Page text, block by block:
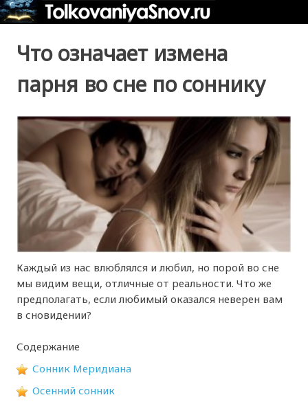
Что означает измена
парня во сне по соннику
Каждый из нас влюблялся и любил, но порой во сне
мы видим вещи, отличные от реальности. Что же
предполагать, если любимый оказался неверен вам
в сновидении?
Содержание
Сонник Меридиана
Осенний сонник